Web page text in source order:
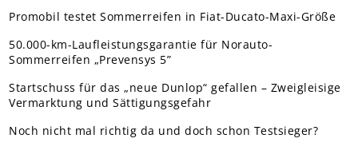
Promobil testet Sommerreifen in Fiat-Ducato-Maxi-Größe
50.000-km-Laufleistungsgarantie für Norauto-
Sommerreifen „Prevensys 5”
Startschuss für das „neue Dunlop“ gefallen – Zweigleisige
Vermarktung und Sättigungsgefahr
Noch nicht mal richtig da und doch schon Testsieger?